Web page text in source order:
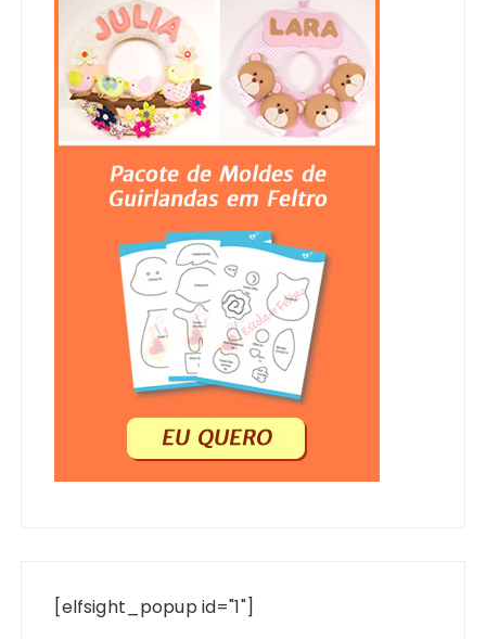
[elfsight_popup id="1"]